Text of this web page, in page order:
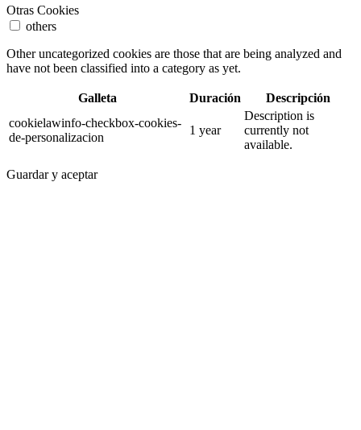
Otras Cookies
others
Other uncategorized cookies are those that are being analyzed and
have not been classified into a category as yet.
Galleta Duración
Descripción
cookielawinfo-checkbox-cookies-
de-personalizacion
1 year
Description is
currently not
available.
Guardar y aceptar